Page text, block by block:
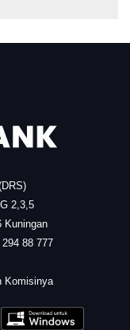
2,3,5
Kuningan
88 777
Komisinya